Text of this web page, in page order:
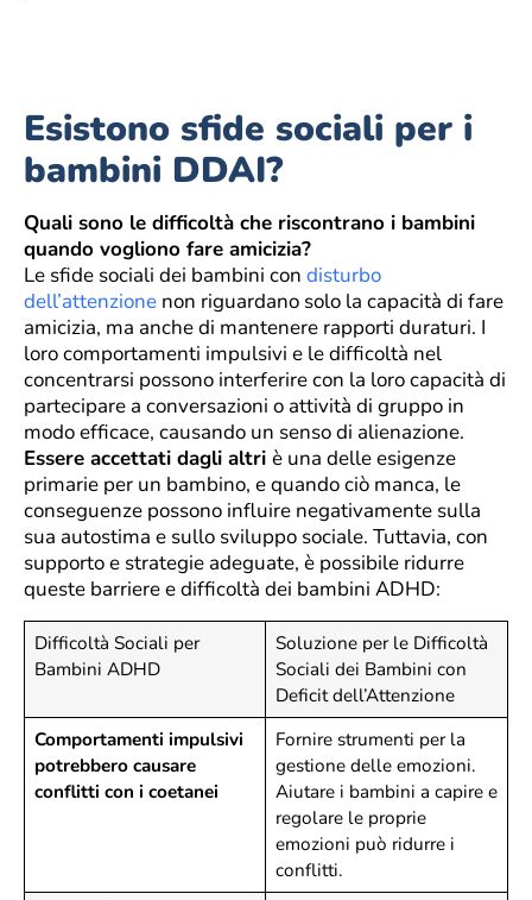
Esistono sfide sociali per i
bambini DDAI?
Quali sono le difficoltà che riscontrano i bambini
quando vogliono fare amicizia?
Le sfide sociali dei bambini con disturbo
dell’attenzione non riguardano solo la capacità di fare
amicizia, ma anche di mantenere rapporti duraturi. I
loro comportamenti impulsivi e le difficoltà nel
concentrarsi possono interferire con la loro capacità di
partecipare a conversazioni o attività di gruppo in
modo efficace, causando un senso di alienazione.
Essere accettati dagli altri è una delle esigenze
primarie per un bambino, e quando ciò manca, le
conseguenze possono influire negativamente sulla
sua autostima e sullo sviluppo sociale. Tuttavia, con
supporto e strategie adeguate, è possibile ridurre
queste barriere e difficoltà dei bambini ADHD:
Difficoltà Sociali per
Bambini ADHD
Soluzione per le Difficoltà
Sociali dei Bambini con
Deficit dell’Attenzione
Comportamenti impulsivi
potrebbero causare
conflitti con i coetanei
Fornire strumenti per la
gestione delle emozioni.
Aiutare i bambini a capire e
regolare le proprie
emozioni può ridurre i
conflitti.